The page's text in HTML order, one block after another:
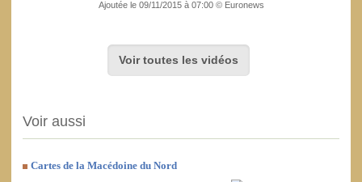
Ajoutée le 09/11/2015 à 07:00 © Euronews
Voir toutes les vidéos
Voir aussi
Cartes de la Macédoine du Nord